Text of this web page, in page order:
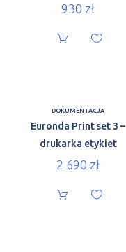
930 zł
DOKUMENTACJA
Euronda Print set 3 –
drukarka etykiet
2 690 zł